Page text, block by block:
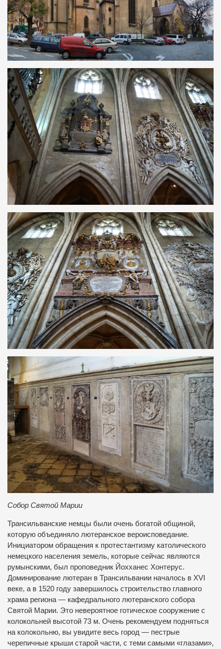
Собор Святой Марии
Трансильванские немцы были очень богатой общиной,
которую объединяло лютеранское вероисповедание.
Инициатором обращения к протестантизму католического
немецкого населения земель, которые сейчас являются
румынскими, был проповедник Йохханес Хонтерус.
Доминирование лютеран в Трансильвании началось в ХVI
веке, а в 1520 году завершилось строительство главного
храма региона — кафедрального лютеранского собора
Святой Марии. Это невероятное готическое сооружение с
колокольней высотой 73 м. Очень рекомендуем подняться
на колокольню, вы увидите весь город — пестрые
черепичные крыши старой части, с теми самыми «глазами»,